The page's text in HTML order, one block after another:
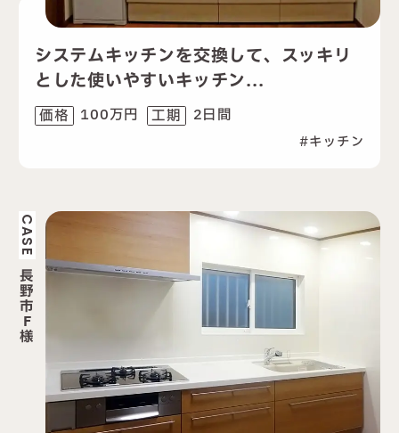
システムキッチンを交換して、スッキリ
とした使いやすいキッチン...
価格 100万円 工期 2日間
キッチン
CASE
長
野
市
F
様